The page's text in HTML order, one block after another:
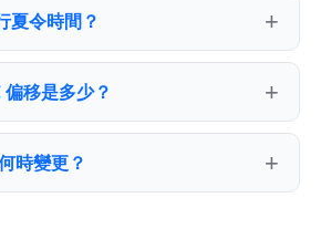
夏令時間？
移是多少？
時變更？